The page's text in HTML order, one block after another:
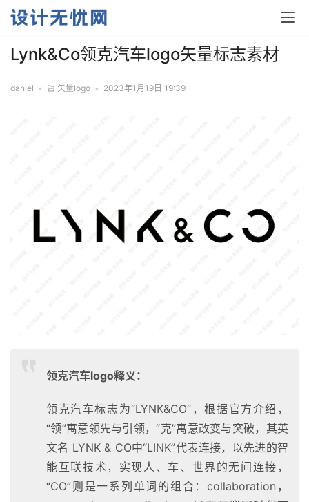
Lynk&Co领克汽车logo矢量标志素材
daniel • 矢量logo • 2023年1月19日 19:39
领克汽车logo释义：
领克汽车标志为“LYNK&CO”，根据官方介绍，
“领”寓意领先与引领，“克”寓意改变与突破，其英
文名 LYNK & CO中“LINK”代表连接，以先进的智
能互联技术，实现人、车、世界的无间连接，
“CO”则是一系列单词的组合：collaboration，